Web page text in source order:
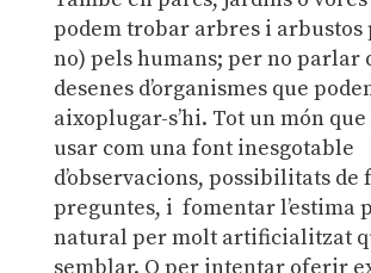
podem trobar arbres i arbustos
no) pels humans; per no parlar
desenes d’organismes que
aixoplugar-s’hi. Tot un món
usar com una font inesgotable
d’observacions, possibilitats de
preguntes, i fomentar l’estima
natural per molt artificialitzat